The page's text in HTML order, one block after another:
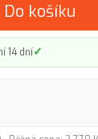
Do košíku
14 dní✓